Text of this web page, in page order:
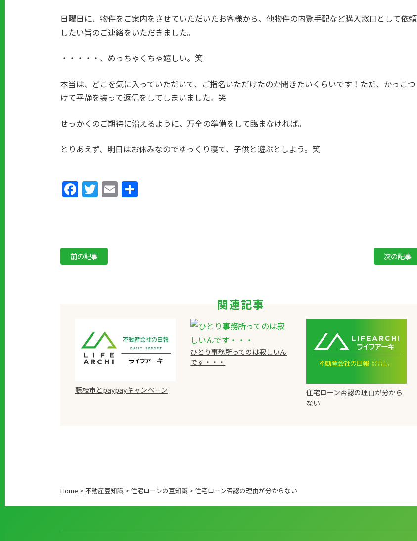
日曜日に、物件をご案内をさせていただいたお客様から、他物件の内覧手配など購入窓口として依頼
したい旨のご連絡をいただきました。
・・・・・、めっちゃくちゃ嬉しい。笑
本当は、どこを気に入っていただいて、ご指名いただけたのか聞きたいくらいです！ただ、かっこつ
けて平静を装って返信をしてしまいました。笑
せっかくのご期待に沿えるように、万全の準備をして臨まなければ。
とりあえず、明日はお休みなのでゆっくり寝て、子供と遊ぶとしよう。笑
Facebook
Twitter
Email
前の記事 次の記事
関連記事
藤枝市とpaypayキャンペーン
ひとり事務所ってのは寂しいん
です・・・
住宅ローン否認の理由が分から
ない
Home > 不動産豆知識 > 住宅ローンの豆知識 > 住宅ローン否認の理由が分からない